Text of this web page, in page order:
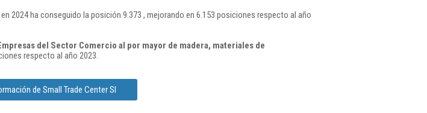
2024 ha conseguido la posición 9.373 , mejorando en 6.153 posiciones respecto al año
del Sector Comercio al por mayor de madera, materiales de
respecto al año 2023.
de Small Trade Center Sl